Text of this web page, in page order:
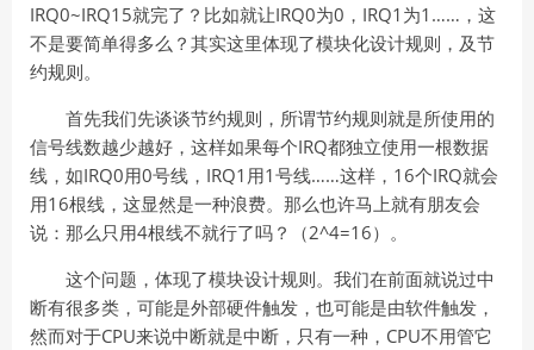
IRQ0~IRQ15就完了？比如就让IRQ0为0，IRQ1为1……，这
不是要简单得多么？其实这里体现了模块化设计规则，及节
约规则。
首先我们先谈谈节约规则，所谓节约规则就是所使用的
信号线数越少越好，这样如果每个IRQ都独立使用一根数据
线，如IRQ0用0号线，IRQ1用1号线……这样，16个IRQ就会
用16根线，这显然是一种浪费。那么也许马上就有朋友会
说：那么只用4根线不就行了吗？（2^4=16）。
这个问题，体现了模块设计规则。我们在前面就说过中
断有很多类，可能是外部硬件触发，也可能是由软件触发，
然而对于CPU来说中断就是中断，只有一种，CPU不用管它